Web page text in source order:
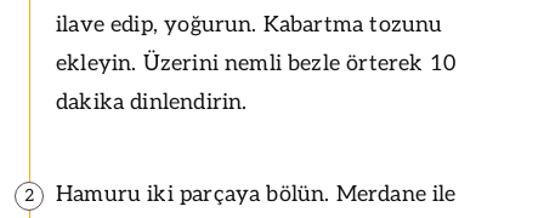
ilave edip, yoğurun. Kabartma tozunu
ekleyin. Üzerini nemli bezle örterek 10
dakika dinlendirin.
2
Hamuru iki parçaya bölün. Merdane ile